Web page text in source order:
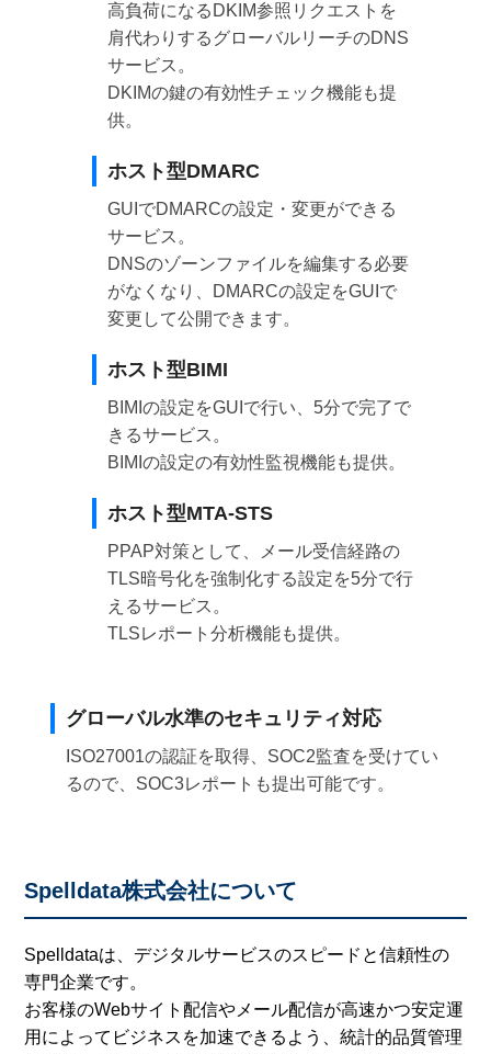
高負荷になるDKIM参照リクエストを
肩代わりするグローバルリーチのDNS
サービス。
DKIMの鍵の有効性チェック機能も提
供。
ホスト型DMARC
GUIでDMARCの設定・変更ができる
サービス。
DNSのゾーンファイルを編集する必要
がなくなり、DMARCの設定をGUIで
変更して公開できます。
ホスト型BIMI
BIMIの設定をGUIで行い、5分で完了で
きるサービス。
BIMIの設定の有効性監視機能も提供。
ホスト型MTA-STS
PPAP対策として、メール受信経路の
TLS暗号化を強制化する設定を5分で行
えるサービス。
TLSレポート分析機能も提供。
グローバル水準のセキュリティ対応
ISO27001の認証を取得、SOC2監査を受けてい
るので、SOC3レポートも提出可能です。
Spelldata株式会社について
Spelldataは、デジタルサービスのスピードと信頼性の
専門企業です。
お客様のWebサイト配信やメール配信が高速かつ安定運
用によってビジネスを加速できるよう、統計的品質管理